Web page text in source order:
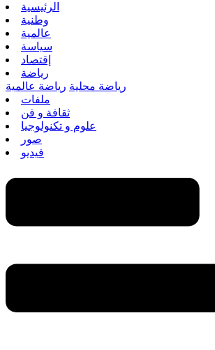
الرئيسية
وطنية
عالمية
سياسة
إقتصاد
رياضة
رياضة محلية رياضة عالمية
ملفات
ثقافة و فن
علوم و تكنولوجيا
صور
فيديو